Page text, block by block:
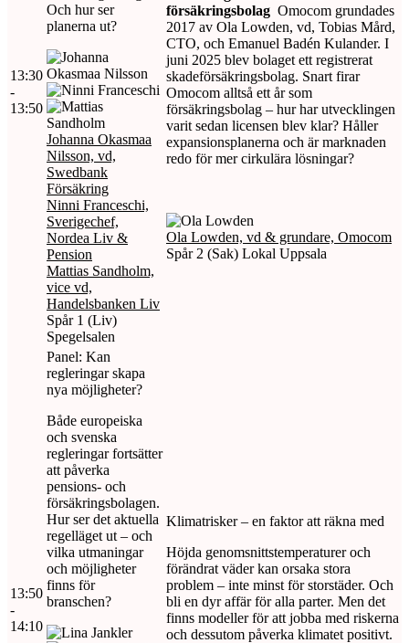
13:30
-
13:50
Och hur ser
planerna ut?
Johanna Okasmaa
Nilsson, vd,
Swedbank
Försäkring
Ninni Franceschi,
Sverigechef,
Nordea Liv &
Pension
Mattias Sandholm,
vice vd,
Handelsbanken Liv
Spår 1 (Liv)
Spegelsalen
försäkringsbolag Omocom grundades
2017 av Ola Lowden, vd, Tobias Mård,
CTO, och Emanuel Badén Kulander. I
juni 2025 blev bolaget ett registrerat
skadeförsäkringsbolag. Snart firar
Omocom alltså ett år som
försäkringsbolag – hur har utvecklingen
varit sedan licensen blev klar? Håller
expansionsplanerna och är marknaden
redo för mer cirkulära lösningar?
Ola Lowden, vd & grundare, Omocom
Spår 2 (Sak) Lokal Uppsala
13:50
-
14:10
Panel: Kan
regleringar skapa
nya möjligheter?
Både europeiska
och svenska
regleringar fortsätter
att påverka
pensions- och
försäkringsbolagen.
Hur ser det aktuella
regelläget ut – och
vilka utmaningar
och möjligheter
finns för
branschen?
Klimatrisker – en faktor att räkna med
Höjda genomsnittstemperaturer och
förändrat väder kan orsaka stora
problem – inte minst för storstäder. Och
bli en dyr affär för alla parter. Men det
finns modeller för att jobba med riskerna
och dessutom påverka klimatet positivt.